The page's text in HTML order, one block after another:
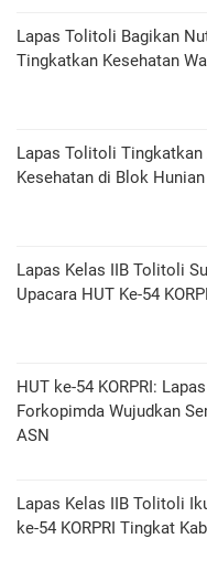
Lapas Tolitoli Bagikan
Tingkatkan Kesehatan
Lapas Tolitoli Tingkatkan
Kesehatan di Blok Hunian
Lapas Kelas IIB Tolitoli
Upacara HUT Ke-54
HUT ke-54 KORPRI:
Forkopimda Wujudkan
ASN
Lapas Kelas IIB Tolitoli
ke-54 KORPRI Tingkat